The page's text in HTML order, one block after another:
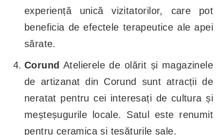
experiență unică vizitatorilor, care pot
beneficia de efectele terapeutice ale apei
sărate.
Corund Atelierele de olărit și magazinele
de artizanat din Corund sunt atracții de
neratat pentru cei interesați de cultura și
meșteșugurile locale. Satul este renumit
pentru ceramica și țesăturile sale.